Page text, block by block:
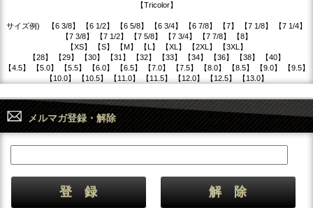
【Tricolor】
サイズ例) 【6 3/8】 【6 1/2】 【6 5/8】 【6 3/4】 【6 7/8】 【7】 【7 1/8】 【7 1/4】
【7 3/8】 【7 1/2】 【7 5/8】 【7 3/4】 【7 7/8】 【8】
【XS】 【S】 【M】 【L】 【XL】 【2XL】 【3XL】
【28】 【29】 【30】 【31】 【32】 【33】 【34】 【36】 【38】 【40】
【4.5】 【5.0】 【5.5】 【6.0】 【6.5】 【7.0】 【7.5】 【8.0】 【8.5】 【9.0】 【9.5】
【10.0】 【10.5】 【11.0】 【11.5】 【12.0】 【12.5】 【13.0】
メルマガ登録・解除